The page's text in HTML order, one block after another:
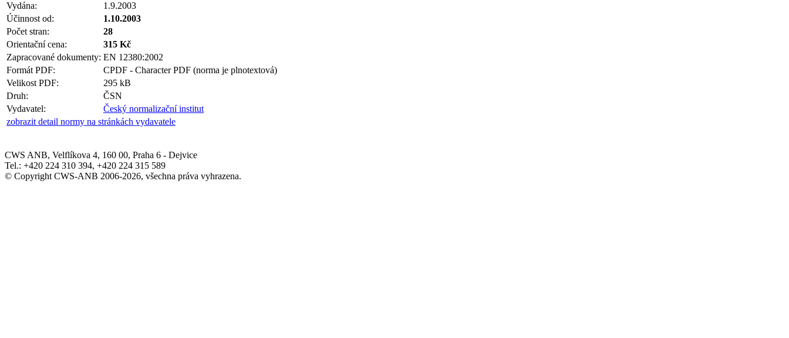
Vydána:
1.9.2003
Účinnost od:
1.10.2003
Počet stran:
28
Orientační cena:
315 Kč
Zapracované dokumenty: EN 12380:2002
Formát PDF:
CPDF - Character PDF (norma je plnotextová)
Velikost PDF:
295 kB
Druh:
ČSN
Vydavatel:
Český normalizační institut
zobrazit detail normy na stránkách vydavatele
CWS ANB, Velflíkova 4, 160 00, Praha 6 - Dejvice
Tel.: +420 224 310 394, +420 224 315 589
© Copyright CWS-ANB 2006-2026, všechna práva vyhrazena.